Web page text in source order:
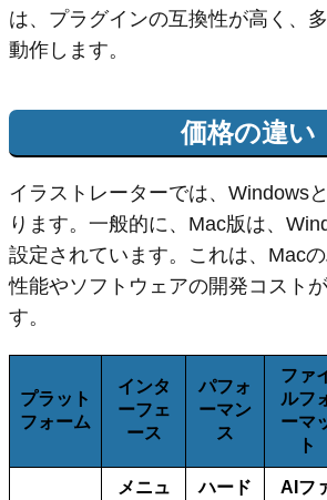
は、プラグインの互換性が高く、
動作します。
価格の違い
イラストレーターでは、Windows
ります。一般的に、Mac版は、
設定されています。これは、Mac
性能やソフトウェアの開発コスト
す。
プラット
フォーム
インタ
ーフェ
ース
パフォ
ーマン
ス
ファ
ルフ
ーマ
ト
メニュ
ハード
AIフ